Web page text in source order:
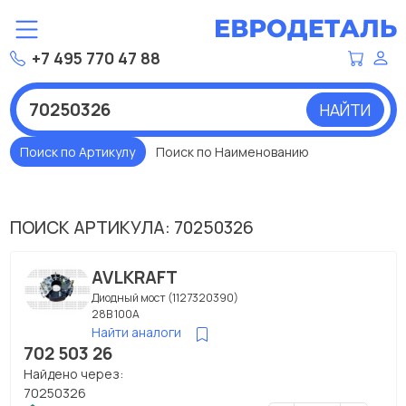
+7 495 770 47 88
НАЙТИ
Поиск по Артикулу Поиск по Наименованию
ПОИСК АРТИКУЛА: 70250326
AVLKRAFT
Диодный мост (1127320390)
28В 100А
Найти аналоги
702 503 26
Найдено через:
70250326